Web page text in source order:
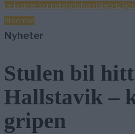
helikopterJournalistprisNorrtäljepris
Blideman
Nyheter
Stulen bil
Hallstavik –
gripen